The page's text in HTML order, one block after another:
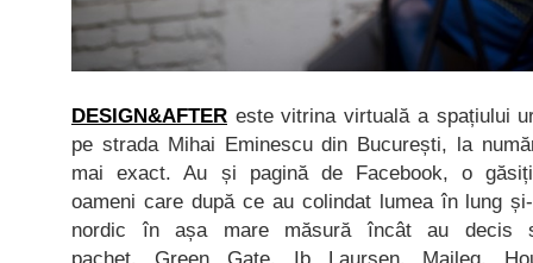
DESIGN&AFTER este vitrina virtuală a spațiului
pe strada Mihai Eminescu din București, la
mai exact. Au și pagină de Facebook, o
oameni care după ce au colindat lumea în lung
nordic în așa mare măsură încât au
pachet. Green Gate, Ib Laursen, Maileg,